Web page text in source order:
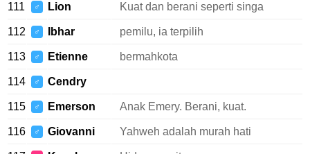
111 ♂ Lion Kuat dan berani seperti singa
112 ♂ Ibhar pemilu, ia terpilih
113 ♂ Etienne bermahkota
114 ♂ Cendry
115 ♂ Emerson Anak Emery. Berani, kuat.
116 ♂ Giovanni Yahweh adalah murah hati